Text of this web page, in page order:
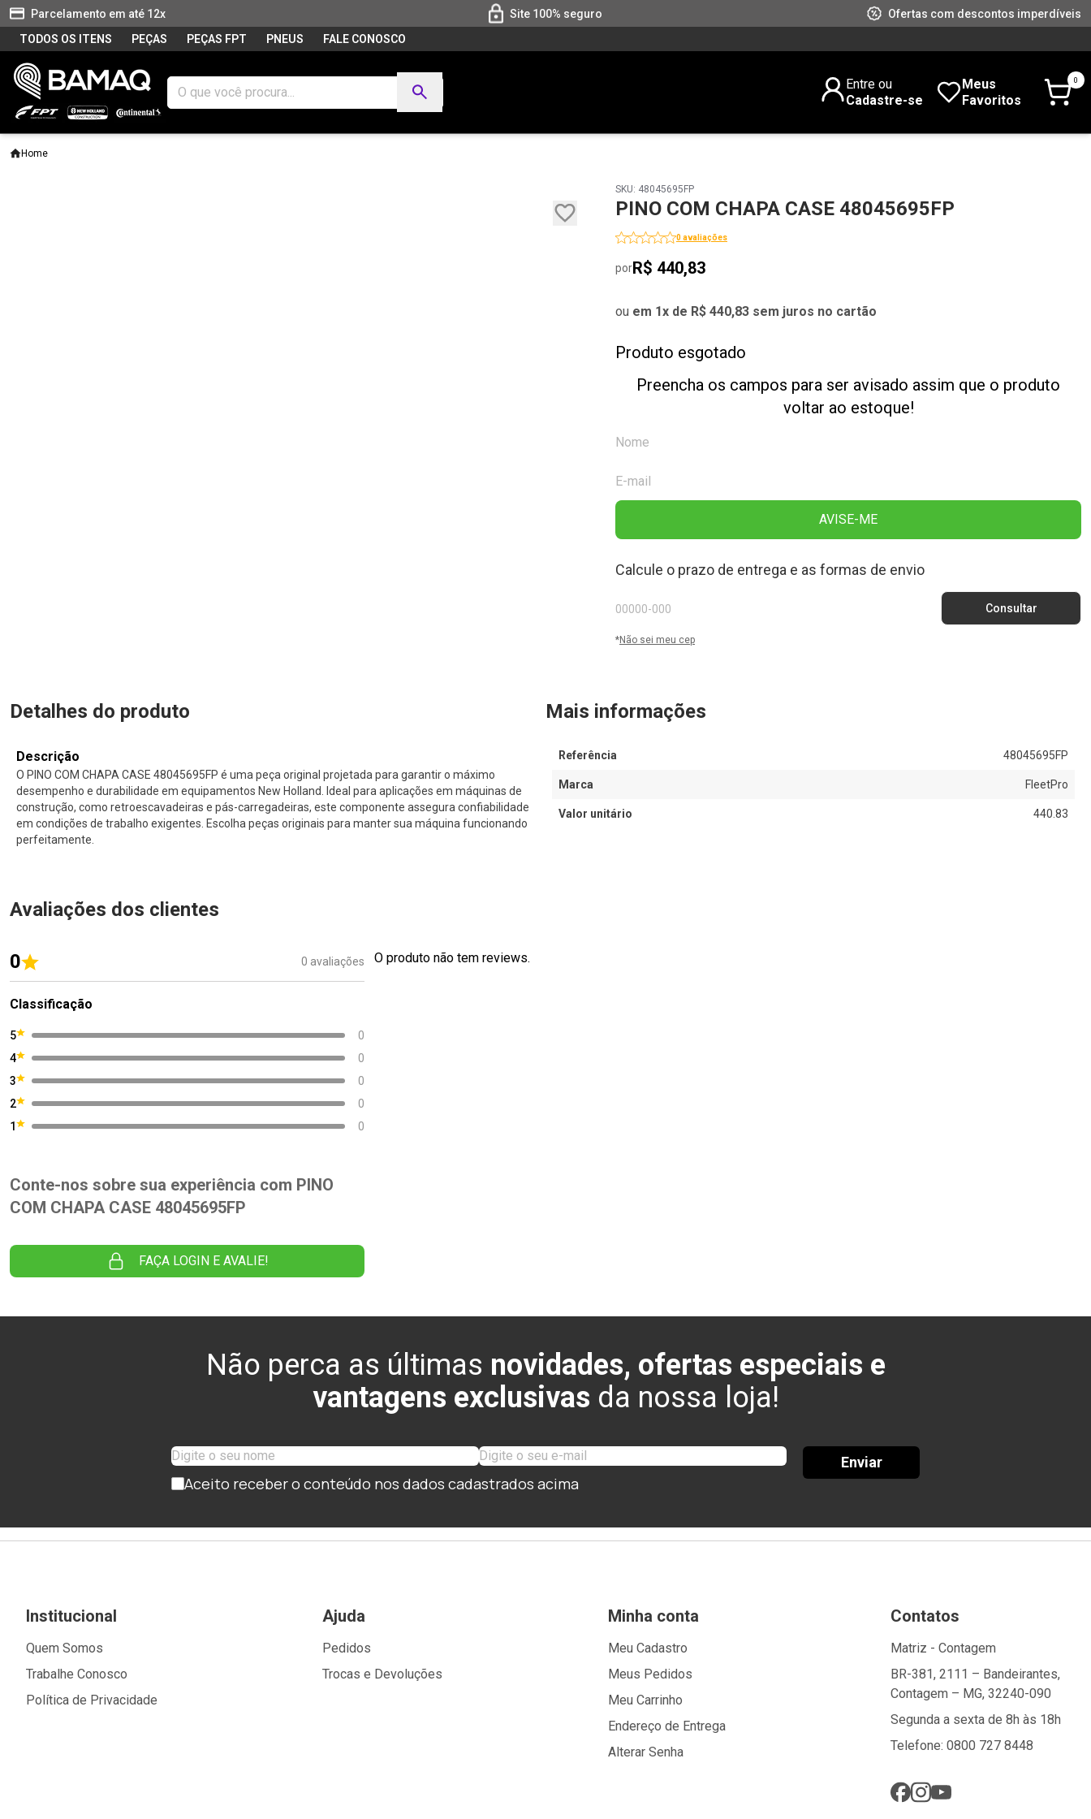
Parcelamento em até 12x Site 100% seguro
Ofertas com descontos imperdíveis
TODOS OS ITENS
PEÇAS PEÇAS FPT PNEUS FALE CONOSCO
Entre ou
Cadastre-se
Meus
Favoritos
0
Home
SKU: 48045695FP
PINO COM CHAPA CASE 48045695FP
0 avaliações
porR$ 440,83
ou em 1x de R$ 440,83 sem juros no cartão
Produto esgotado
Preencha os campos para ser avisado assim que o produto
voltar ao estoque!
AVISE-ME
Calcule o prazo de entrega e as formas de envio
*Não sei meu cep
Detalhes do produto
Descrição
O PINO COM CHAPA CASE 48045695FP é uma peça original projetada para garantir o máximo
desempenho e durabilidade em equipamentos New Holland. Ideal para aplicações em máquinas de
construção, como retroescavadeiras e pás-carregadeiras, este componente assegura confiabilidade
em condições de trabalho exigentes. Escolha peças originais para manter sua máquina funcionando
perfeitamente.
Mais informações
Referência 48045695FP
Marca FleetPro
Valor unitário 440.83
Avaliações dos clientes
0 0 avaliações
Classificação
5
0
4
0
3
0
2
0
1
0
Conte-nos sobre sua experiência com PINO
COM CHAPA CASE 48045695FP
FAÇA LOGIN E AVALIE!
O produto não tem reviews.
Não perca as últimas novidades, ofertas especiais e
vantagens exclusivas da nossa loja!
Aceito receber o conteúdo nos dados cadastrados acima
Enviar
Institucional
Quem Somos
Trabalhe Conosco
Política de Privacidade
Ajuda
Pedidos
Trocas e Devoluções
Minha conta
Meu Cadastro
Meus Pedidos
Meu Carrinho
Endereço de Entrega
Alterar Senha
Contatos
Matriz - Contagem
BR-381, 2111 – Bandeirantes,
Contagem – MG, 32240-090
Segunda a sexta de 8h às 18h
Telefone: 0800 727 8448